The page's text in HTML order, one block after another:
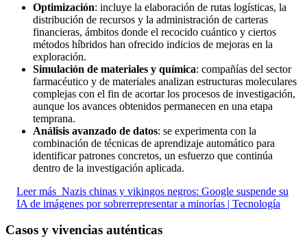
Optimización: incluye la elaboración de rutas logísticas, la
distribución de recursos y la administración de carteras
financieras, ámbitos donde el recocido cuántico y ciertos
métodos híbridos han ofrecido indicios de mejoras en la
exploración.
Simulación de materiales y química: compañías del sector
farmacéutico y de materiales analizan estructuras moleculares
complejas con el fin de acortar los procesos de investigación,
aunque los avances obtenidos permanecen en una etapa
temprana.
Análisis avanzado de datos: se experimenta con la
combinación de técnicas de aprendizaje automático para
identificar patrones concretos, un esfuerzo que continúa
dentro de la investigación aplicada.
Leer más Nazis chinas y vikingos negros: Google suspende su
IA de imágenes por sobrerrepresentar a minorías | Tecnología
Casos y vivencias auténticas